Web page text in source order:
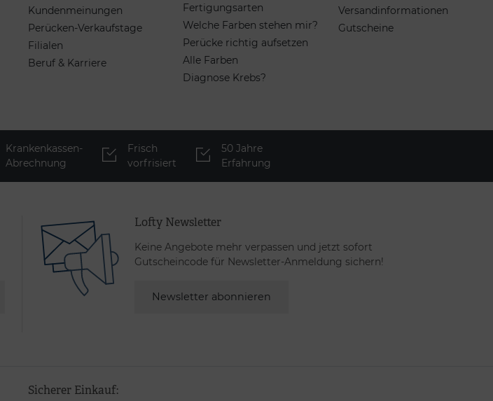
Kundenmeinungen
Perücken-Verkaufstage
Filialen
Beruf & Karriere
Fertigungsarten
Welche Farben stehen mir?
Perücke richtig aufsetzen
Alle Farben
Diagnose Krebs?
Versandinformationen
Gutscheine
Krankenkassen-
Abrechnung
Frisch
vorfrisiert
50 Jahre
Erfahrung
Lofty Newsletter
Keine Angebote mehr verpassen und jetzt sofort
Gutscheincode für Newsletter-Anmeldung sichern!
Newsletter abonnieren
Sicherer Einkauf: